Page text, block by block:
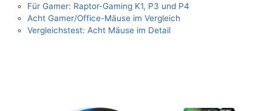
Für Gamer: Raptor-Gaming K1, P3 und P4
Acht Gamer/Office-Mäuse im Vergleich
Vergleichstest: Acht Mäuse im Detail